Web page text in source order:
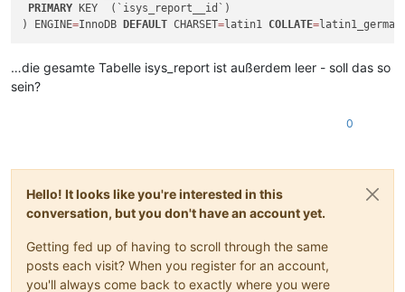
PRIMARY KEY  (`isys_report__id`)
) ENGINE=InnoDB DEFAULT CHARSET=latin1 COLLATE=
…die gesamte Tabelle isys_report ist außerdem leer - soll das so
sein?
0
Hello! It looks like you're interested in this
conversation, but you don't have an account yet.
Getting fed up of having to scroll through the same
posts each visit? When you register for an account,
you'll always come back to exactly where you were